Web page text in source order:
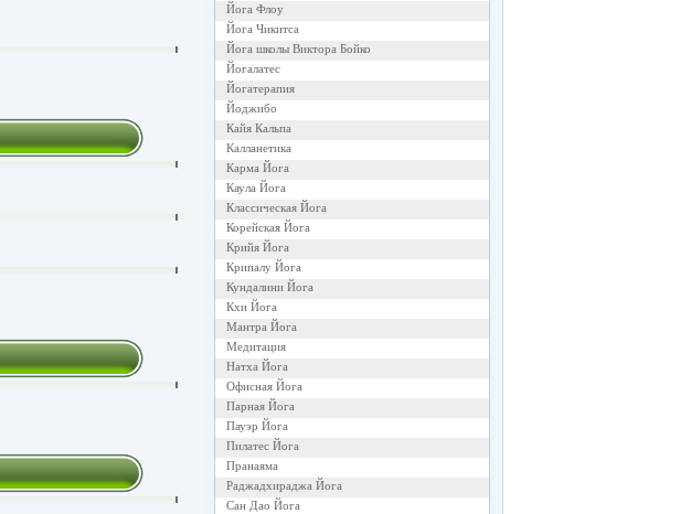
Йога Флоу
Йога Чикитса
Йога школы Виктора Бойко
Йогалатес
Йогатерапия
Йоджибо
Кайя Кальпа
Калланетика
Карма Йога
Каула Йога
Классическая Йога
Корейская Йога
Крийя Йога
Крипалу Йога
Кундалини Йога
Кхи Йога
Мантра Йога
Медитация
Натха Йога
Офисная Йога
Парная Йога
Пауэр Йога
Пилатес Йога
Пранаяма
Раджадхираджа Йога
Сан Дао Йога